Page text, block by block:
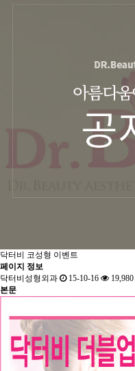
닥터비 코성형 이벤트
페이지 정보
닥터비성형외과
15-10-16 19,980
본문